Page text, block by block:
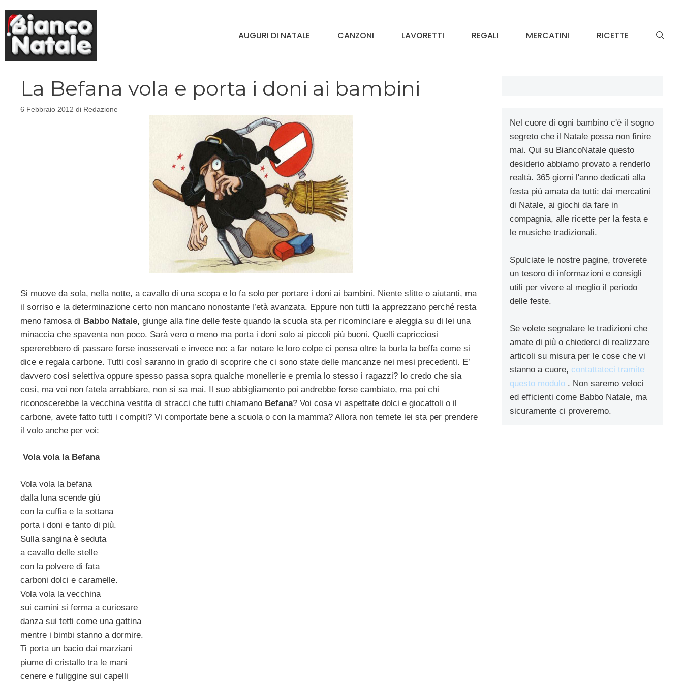
contenuto
AUGURI DI NATALE CANZONI LAVORETTI REGALI MERCATINI RICETTE
La Befana vola e porta i doni ai bambini
6 Febbraio 2012 di Redazione
Si muove da sola, nella notte, a cavallo di una scopa e lo fa solo per portare i doni ai bambini. Niente slitte o aiutanti, ma
il sorriso e la determinazione certo non mancano nonostante l’età avanzata. Eppure non tutti la apprezzano perché resta
meno famosa di Babbo Natale, giunge alla fine delle feste quando la scuola sta per ricominciare e aleggia su di lei una
minaccia che spaventa non poco. Sarà vero o meno ma porta i doni solo ai piccoli più buoni. Quelli capricciosi
spererebbero di passare forse inosservati e invece no: a far notare le loro colpe ci pensa oltre la burla la beffa come si
dice e regala carbone. Tutti così saranno in grado di scoprire che ci sono state delle mancanze nei mesi precedenti. E’
davvero così selettiva oppure spesso passa sopra qualche monellerie e premia lo stesso i ragazzi? Io credo che sia
così, ma voi non fatela arrabbiare, non si sa mai. Il suo abbigliamento poi andrebbe forse cambiato, ma poi chi
riconoscerebbe la vecchina vestita di stracci che tutti chiamano Befana? Voi cosa vi aspettate dolci e giocattoli o il
carbone, avete fatto tutti i compiti? Vi comportate bene a scuola o con la mamma? Allora non temete lei sta per prendere
il volo anche per voi:
Vola vola la Befana
Vola vola la befana
dalla luna scende giù
con la cuffia e la sottana
porta i doni e tanto di più.
Sulla sangina è seduta
a cavallo delle stelle
con la polvere di fata
carboni dolci e caramelle.
Vola vola la vecchina
sui camini si ferma a curiosare
danza sui tetti come una gattina
mentre i bimbi stanno a dormire.
Ti porta un bacio dai marziani
piume di cristallo tra le mani
cenere e fuliggine sui capelli
Nel cuore di ogni bambino c'è il sogno
segreto che il Natale possa non finire
mai. Qui su BiancoNatale questo
desiderio abbiamo provato a renderlo
realtà. 365 giorni l'anno dedicati alla
festa più amata da tutti: dai mercatini
di Natale, ai giochi da fare in
compagnia, alle ricette per la festa e
le musiche tradizionali.
Spulciate le nostre pagine, troverete
un tesoro di informazioni e consigli
utili per vivere al meglio il periodo
delle feste.
Se volete segnalare le tradizioni che
amate di più o chiederci di realizzare
articoli su misura per le cose che vi
stanno a cuore, contattateci tramite
questo modulo . Non saremo veloci
ed efficienti come Babbo Natale, ma
sicuramente ci proveremo.